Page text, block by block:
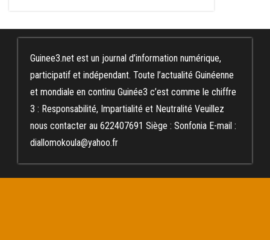
Guinee3.net est un journal d’information numérique,
participatif et indépendant. Toute l’actualité Guinéenne
et mondiale en continu Guinée3 c’est comme le chiffre
3 : Responsabilité, Impartialité et Neutralité Veuillez
nous contacter au 622407691 Siège : Sonfonia E-mail :
diallomokoula@yahoo.fr